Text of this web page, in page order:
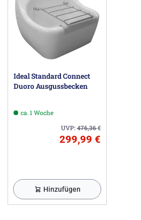
Ideal Standard Connect
Duoro Ausgussbecken
ca. 1 Woche
UVP:476,36€
299,99 €
Hinzufügen